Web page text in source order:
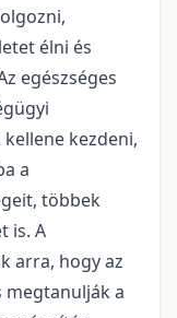
élni és
egészséges
kezdeni,
a
többek
is. A
arra, hogy az
megtanulják a